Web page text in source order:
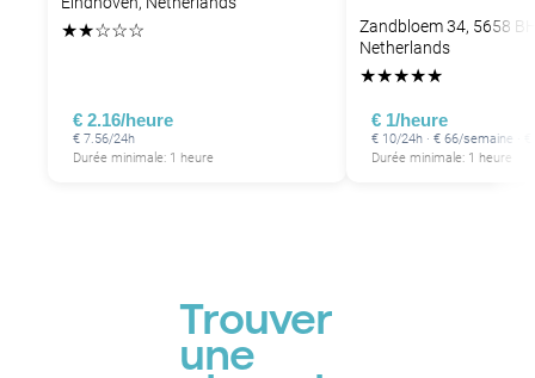
★★☆☆☆
€ 2.16/heure
€ 7.56/24h
Durée minimale: 1 heure
Zandbloem 34, 5658
Netherlands
★★★★★
€ 1/heure
€ 10/24h · € 66/semaine ·
Durée minimale: 1 heure
Trouver
une